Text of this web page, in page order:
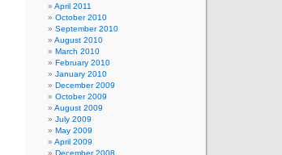
April 2011
October 2010
September 2010
August 2010
March 2010
February 2010
January 2010
December 2009
October 2009
August 2009
July 2009
May 2009
April 2009
December 2008